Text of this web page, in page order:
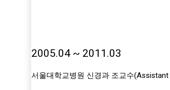
2005.04 ~ 2011.03
서울대학교병원 신경과 조교수